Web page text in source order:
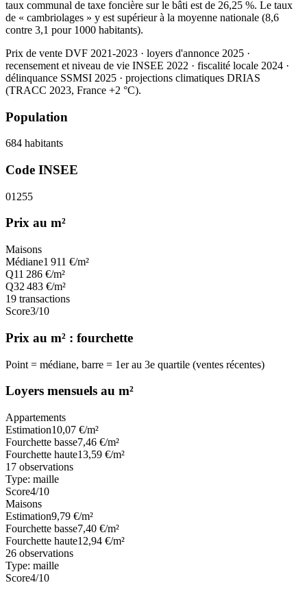
taux communal de taxe foncière sur le bâti est de 26,25 %. Le taux
de « cambriolages » y est supérieur à la moyenne nationale (8,6
contre 3,1 pour 1000 habitants).
Prix de vente DVF 2021-2023 · loyers d'annonce 2025 ·
recensement et niveau de vie INSEE 2022 · fiscalité locale 2024 ·
délinquance SSMSI 2025 · projections climatiques DRIAS
(TRACC 2023, France +2 °C).
Population
684 habitants
Code INSEE
01255
Prix au m²
Maisons
Médiane1 911 €/m²
Q11 286 €/m²
Q32 483 €/m²
19 transactions
Score3/10
Prix au m² : fourchette
Point = médiane, barre = 1er au 3e quartile (ventes récentes)
Loyers mensuels au m²
Appartements
Estimation10,07 €/m²
Fourchette basse7,46 €/m²
Fourchette haute13,59 €/m²
17 observations
Type: maille
Score4/10
Maisons
Estimation9,79 €/m²
Fourchette basse7,40 €/m²
Fourchette haute12,94 €/m²
26 observations
Type: maille
Score4/10